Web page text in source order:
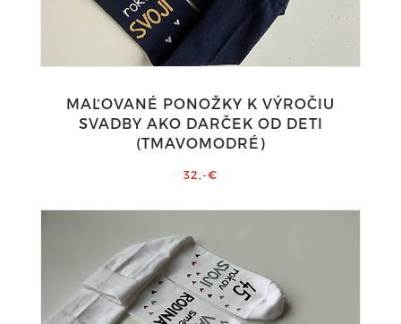
MAĽOVANÉ PONOŽKY K VÝROČIU
SVADBY AKO DARČEK OD DETI
(TMAVOMODRÉ)
32,-€